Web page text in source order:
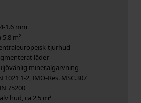
1.6 mm
5.8 m²
tjurhud
läder
mineralgarvning
1021 1-2, IMO-Res. MSC.307
75200
hud, ca 2,5 m²